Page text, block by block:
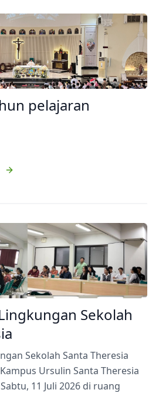
pelajaran
Sekolah
Sekolah Santa Theresia
Ursulin Santa Theresia
11 Juli 2026 di ruang